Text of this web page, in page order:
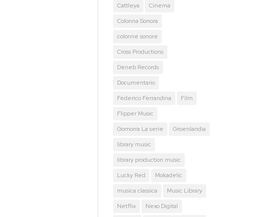
Cattleya
Cinema
Colonna Sonora
colonne sonore
Cross Productions
Deneb Records
Documentario
Federico Ferrandina
Film
Flipper Music
Gomorra La serie
Groenlandia
library music
library production music
Lucky Red
Mokadelic
musica classica
Music Library
Netflix
Nexo Digital